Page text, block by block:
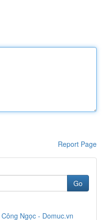
Report Page
Go
Ngọc - Domuc.vn